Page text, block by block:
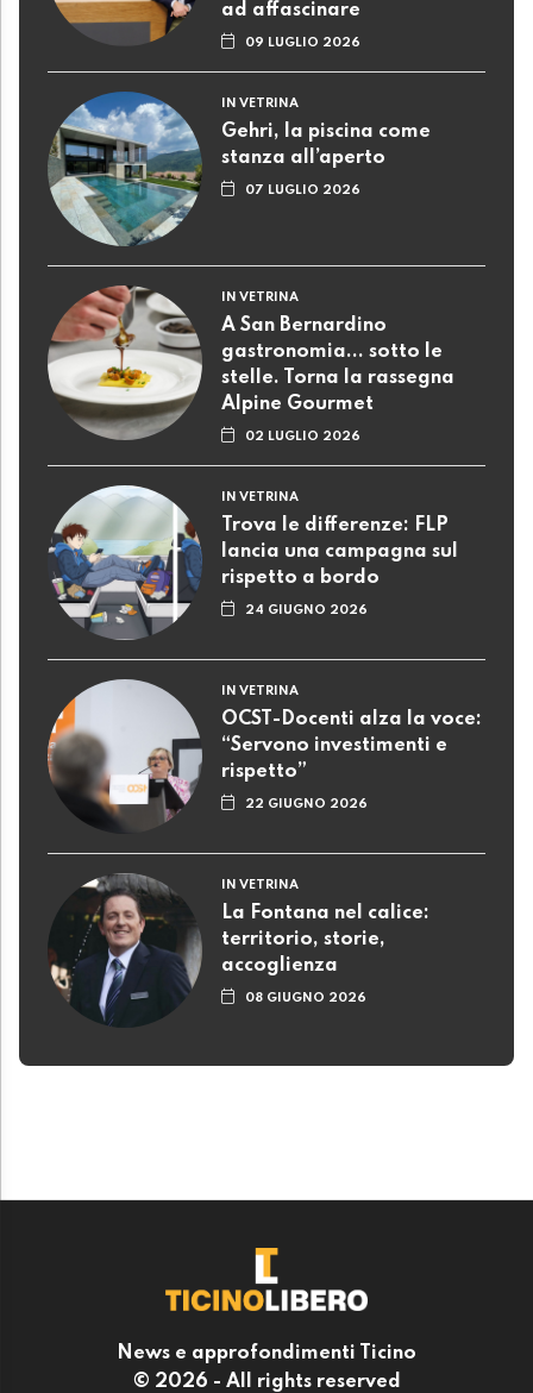
ad affascinare
09 LUGLIO 2026
IN VETRINA
Gehri, la piscina come
stanza all’aperto
07 LUGLIO 2026
IN VETRINA
A San Bernardino
gastronomia... sotto le
stelle. Torna la rassegna
Alpine Gourmet
02 LUGLIO 2026
IN VETRINA
Trova le differenze: FLP
lancia una campagna sul
rispetto a bordo
24 GIUGNO 2026
IN VETRINA
OCST-Docenti alza la voce:
“Servono investimenti e
rispetto”
22 GIUGNO 2026
IN VETRINA
La Fontana nel calice:
territorio, storie,
accoglienza
08 GIUGNO 2026
News e approfondimenti Ticino
© 2026 - All rights reserved